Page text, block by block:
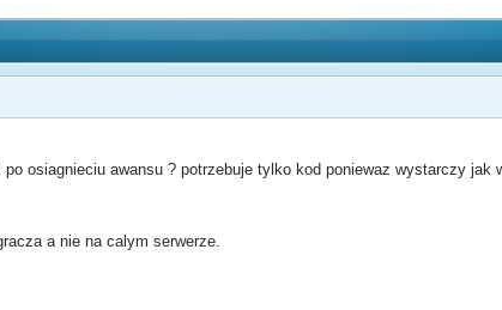
osiagnieciu awansu ? potrzebuje tylko kod poniewaz wystarczy
a nie na calym serwerze.